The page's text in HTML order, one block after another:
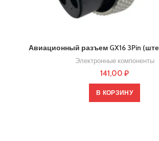
Авиационный разъем GX16 3Pin
Электронные компоненты
141,00 ₽
В КОРЗИНУ